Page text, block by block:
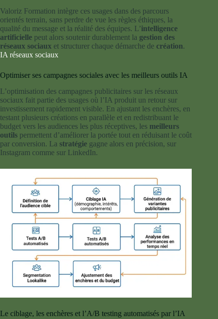
Valoriz Formation intègre ces usages dans des parcours
orientés terrain, sans perdre de vue les règles éthiques, la
qualité du message et la réalité des équipes. L’intelligence
artificielle peut alors soutenir durablement la gestion des
réseaux sociaux et structurer chaque démarche de création.
IA réseaux sociaux
Optimiser ses campagnes sociales avec les meilleurs outils IA
L’optimisation des campagnes publicitaires sur les réseaux
sociaux fait partie des usages où l’IA produit un retour sur
investissement rapidement visible. En ajustant les enchères, en
testant plusieurs créations en parallèle et en redistribuant le
budget vers les audiences les plus réceptives, les meilleurs
outils permettent d’améliorer la portée tout en réduisant le coût
par conversion. La stratégie gagne alors en précision, sur
Instagram comme sur LinkedIn.
Le ciblage, les enchères et l’A/B testing automatisés par l’IA